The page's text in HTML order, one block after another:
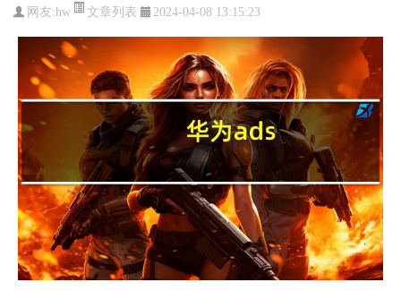
网友:hw 文章列表 2024-04-08 13:15:23